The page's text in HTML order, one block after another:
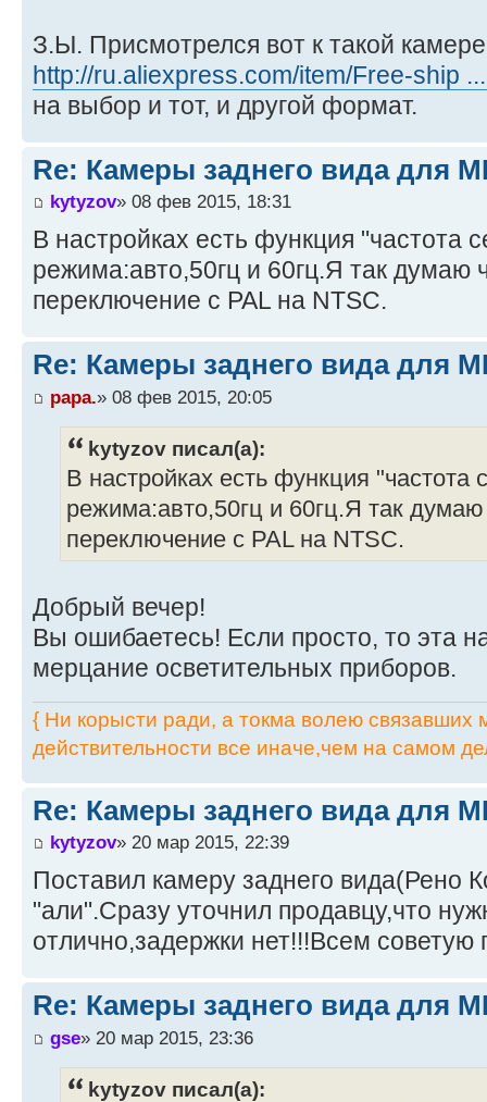
З.Ы. Присмотрелся вот к такой
http://ru.aliexpress.com/item/Free-ship
на выбор и тот, и другой формат.
Re: Камеры заднего вида для
kytyzov» 08 фев 2015, 18:31
В настройках есть функция "частота
режима:авто,50гц и 60гц.Я так думаю
переключение с PAL на NTSC.
Re: Камеры заднего вида для
papa.» 08 фев 2015, 20:05
kytyzov писал(а):
В настройках есть функция "частота
режима:авто,50гц и 60гц.Я так думаю
переключение с PAL на NTSC.
Добрый вечер!
Вы ошибаетесь! Если просто, то эта
мерцание осветительных приборов.
{ Ни корысти ради, а токма волею связавших
действительности все иначе,чем на самом
Re: Камеры заднего вида для
kytyzov» 20 мар 2015, 22:39
Поставил камеру заднего вида(Рено
"али".Сразу уточнил продавцу,что
отлично,задержки нет!!!Всем
Re: Камеры заднего вида для
gse» 20 мар 2015, 23:36
kytyzov писал(а):